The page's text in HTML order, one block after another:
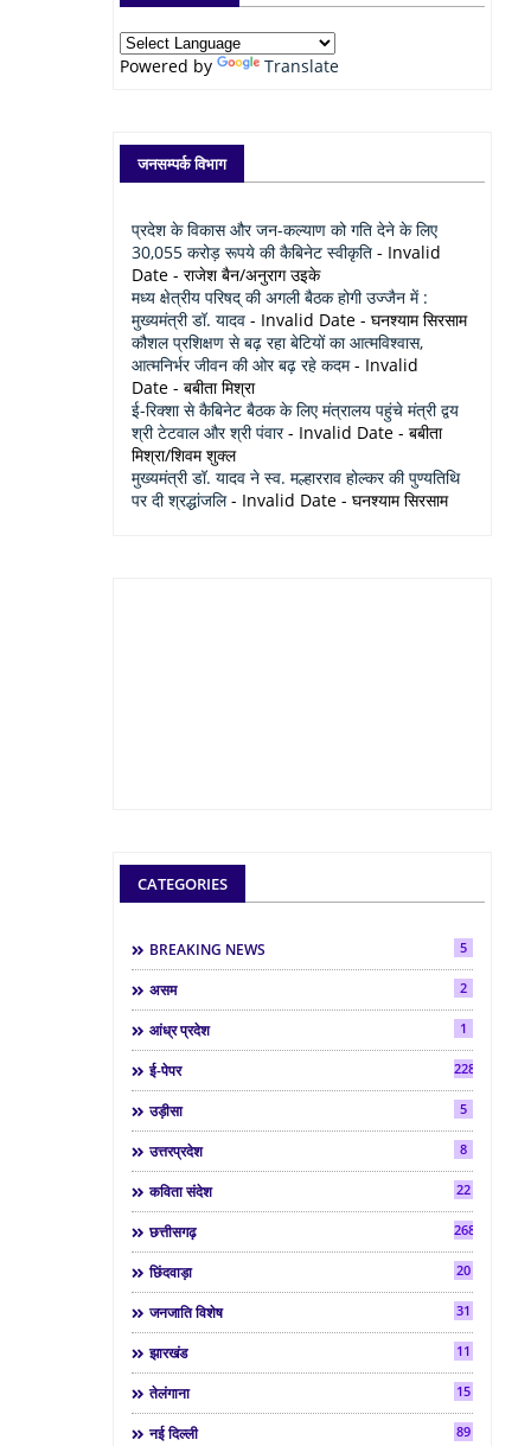
Powered by Translate
जनसम्पर्क विभाग
प्रदेश के विकास और जन-कल्याण को गति देने के लिए
30,055 करोड़ रूपये की कैबिनेट स्वीकृति - Invalid
Date - राजेश बैन/अनुराग उइके
मध्य क्षेत्रीय परिषद् की अगली बैठक होगी उज्जैन में :
मुख्यमंत्री डॉ. यादव - Invalid Date - घनश्याम सिरसाम
कौशल प्रशिक्षण से बढ़ रहा बेटियों का आत्मविश्वास,
आत्मनिर्भर जीवन की ओर बढ़ रहे कदम- Invalid
Date - बबीता मिश्रा
ई-रिक्शा से कैबिनेट बैठक के लिए मंत्रालय पहुंचे मंत्री द्वय
श्री टेटवाल और श्री पंवार- Invalid Date - बबीता
मिश्रा/शिवम शुक्ल
मुख्यमंत्री डॉ. यादव ने स्व. मल्हारराव होल्कर की पुण्यतिथि
पर दी श्रद्धांजलि- Invalid Date - घनश्याम सिरसाम
CATEGORIES
BREAKING NEWS 5
असम 2
आंध्र प्रदेश 1
ई-पेपर 2286
उड़ीसा 5
उत्तरप्रदेश 8
कविता संदेश 22
छत्तीसगढ़ 268
छिंदवाड़ा 20
जनजाति विशेष 31
झारखंड 11
तेलंगाना 15
नई दिल्ली 89